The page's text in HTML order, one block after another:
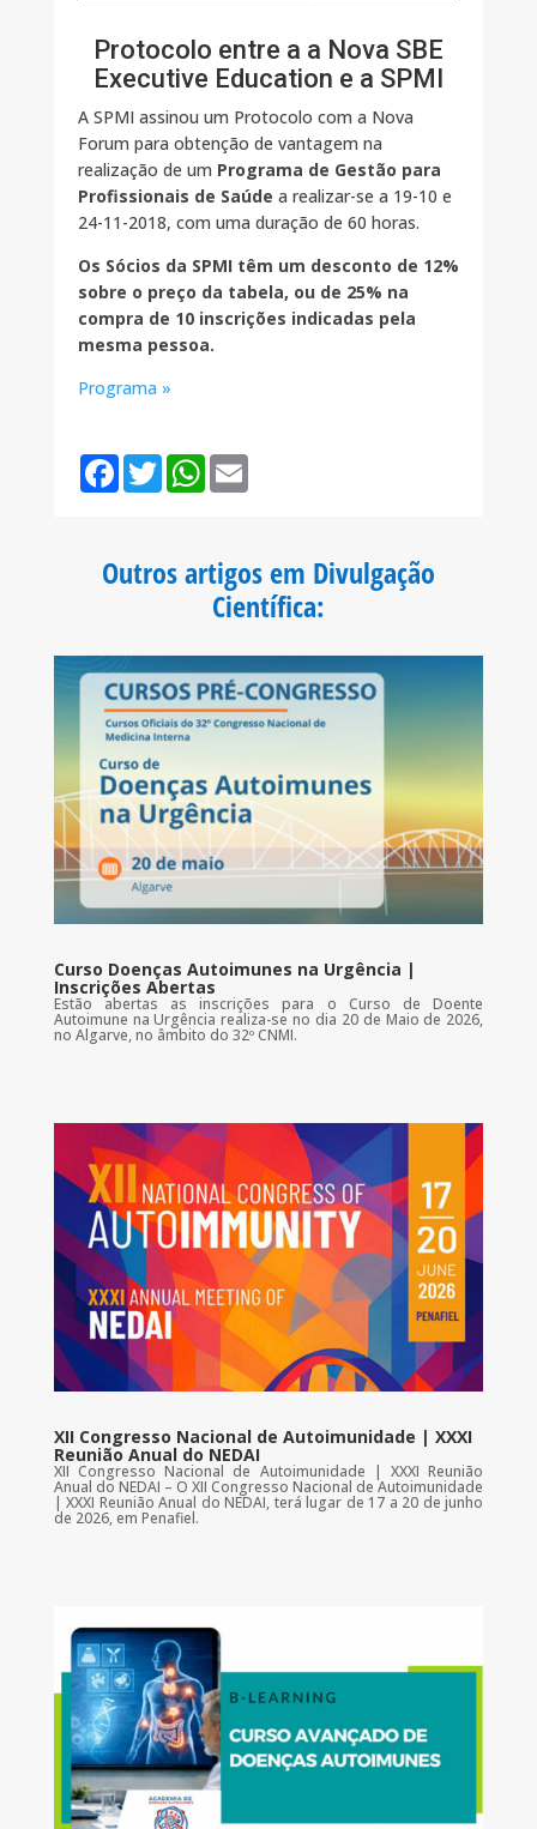
Protocolo entre a a Nova SBE
Executive Education e a SPMI
A SPMI assinou um Protocolo com a Nova
Forum para obtenção de vantagem na
realização de um Programa de Gestão para
Profissionais de Saúde a realizar-se a 19-10 e
24-11-2018, com uma duração de 60 horas.
Os Sócios da SPMI têm um desconto de 12%
sobre o preço da tabela, ou de 25% na
compra de 10 inscrições indicadas pela
mesma pessoa.
Programa »
F
o
T
w
r
W
A
p
p
E
Outros artigos em Divulgação
Científica:
Curso Doenças Autoimunes na Urgência |
Inscrições Abertas
Estão abertas as inscrições para o Curso de Doente
Autoimune na Urgência realiza-se no dia 20 de Maio de 2026,
no Algarve, no âmbito do 32º CNMI.
XII Congresso Nacional de Autoimunidade | XXXI
Reunião Anual do NEDAI
XII Congresso Nacional de Autoimunidade | XXXI Reunião
Anual do NEDAI – O XII Congresso Nacional de Autoimunidade
| XXXI Reunião Anual do NEDAI, terá lugar de 17 a 20 de junho
de 2026, em Penafiel.